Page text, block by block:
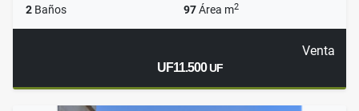
2 Baños 97Área m2
Venta
UF11.500UF